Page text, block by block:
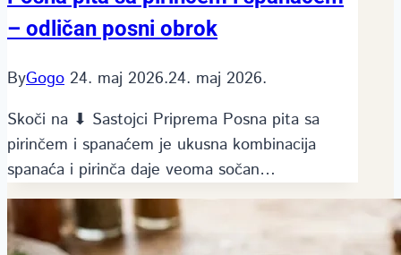
– odličan posni obrok
ByGogo 24. maj 2026.24. maj 2026.
Skoči na ⬇ Sastojci Priprema Posna pita sa
pirinčem i spanaćem je ukusna kombinacija
spanaća i pirinča daje veoma sočan…